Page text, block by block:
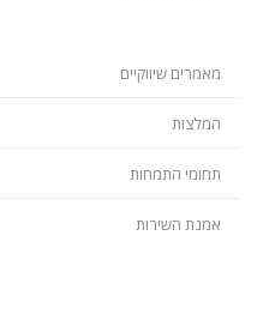
מאמרים שיווקיים
המלצות
תחומי התמחות
אמנת השירות